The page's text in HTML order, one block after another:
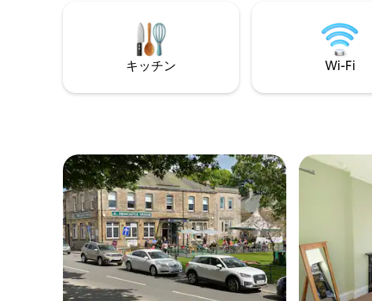
を割り当てることはできませんのでご注
意ください。直接予約を通じてのみ可能
ム内に専用バスルームがあります。
だけでなく
です！ スイ
る旅行者と
や軽食を楽
キッチン Wi-Fi